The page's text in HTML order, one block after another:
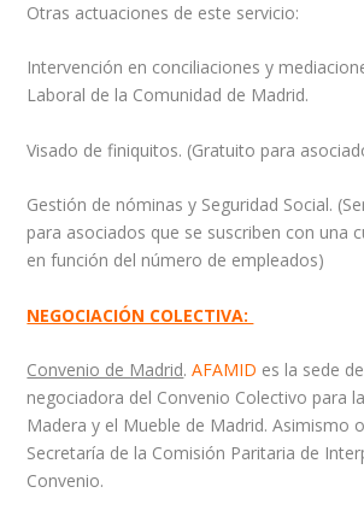
Otras actuaciones de este servicio:
Intervención en conciliaciones y
Laboral de la Comunidad de Madrid.
Visado de finiquitos. (Gratuito para
Gestión de nóminas y Seguridad Social.
para asociados que se suscriben con una
en función del número de empleados)
NEGOCIACIÓN COLECTIVA:
Convenio de Madrid. AFAMID es la sede
negociadora del Convenio Colectivo para
Madera y el Mueble de Madrid. Asimismo
Secretaría de la Comisión Paritaria de
Convenio.